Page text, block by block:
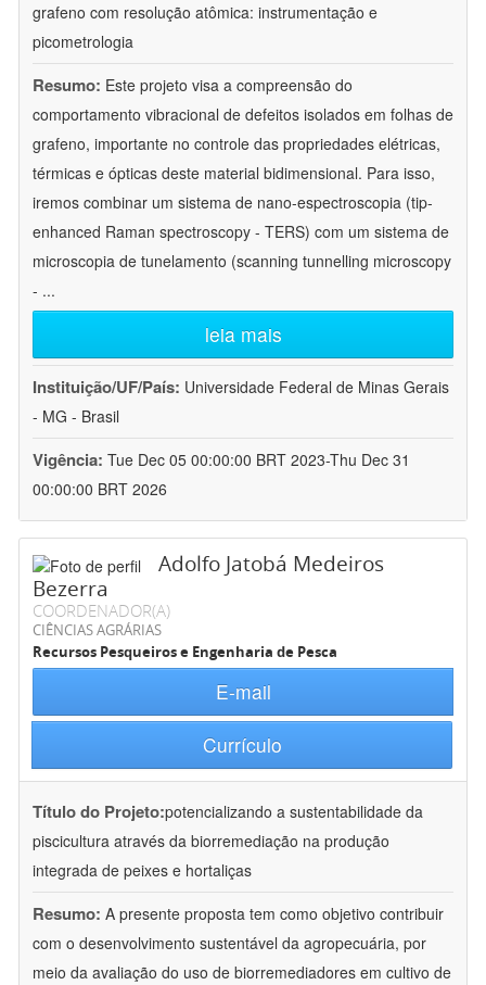
grafeno com resolução atômica: instrumentação e
picometrologia
Resumo: Este projeto visa a compreensão do
comportamento vibracional de defeitos isolados em folhas de
grafeno, importante no controle das propriedades elétricas,
térmicas e ópticas deste material bidimensional. Para isso,
iremos combinar um sistema de nano-espectroscopia (tip-
enhanced Raman spectroscopy - TERS) com um sistema de
microscopia de tunelamento (scanning tunnelling microscopy
- ...
leia mais
Instituição/UF/País: Universidade Federal de Minas Gerais
- MG - Brasil
Vigência: Tue Dec 05 00:00:00 BRT 2023-Thu Dec 31
00:00:00 BRT 2026
Adolfo Jatobá Medeiros
Bezerra
COORDENADOR(A)
CIÊNCIAS AGRÁRIAS
Recursos Pesqueiros e Engenharia de Pesca
E-mail
Currículo
Título do Projeto:potencializando a sustentabilidade da
piscicultura através da biorremediação na produção
integrada de peixes e hortaliças
Resumo: A presente proposta tem como objetivo contribuir
com o desenvolvimento sustentável da agropecuária, por
meio da avaliação do uso de biorremediadores em cultivo de